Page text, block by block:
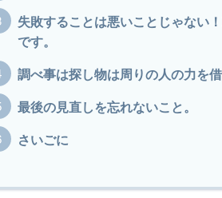
失敗することは悪いことじゃない
です。
調べ事は探し物は周りの人の力を借
最後の見直しを忘れないこと。
さいごに